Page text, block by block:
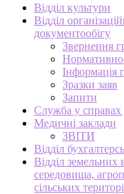
Відділ культури
Відділ
документообігу
Звернення
Інформація
Зразки заяв
Запити
Служба у справах
Медичні заклади
ЗВІТИ
Відділ
Відділ
середовища,
сільських